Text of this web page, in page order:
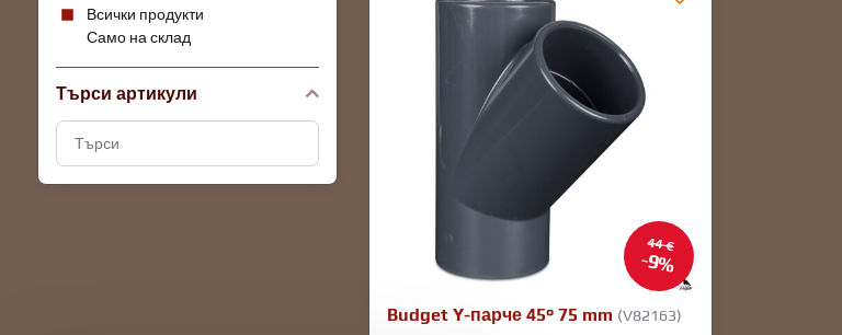
44 €
9%
Budget Y-парче 45° 75 mm (V82163)
Всички продукти
Само на склад
Търси артикули
Търсене
на
резултати